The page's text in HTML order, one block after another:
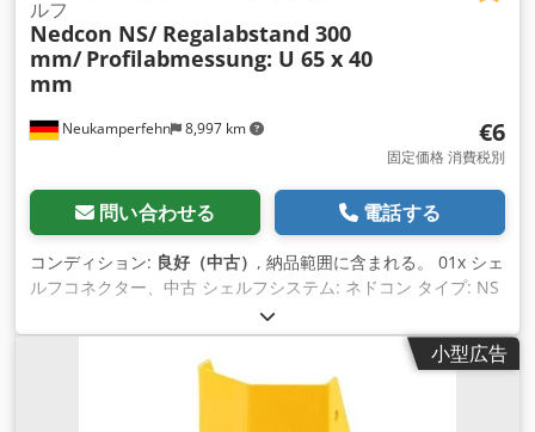
Neukamperfehn 8,997 km
ルフ
Nedcon NS/ Regalabstand 300
mm/ Profilabmessung: U 65 x 40
mm
€6
固定価格 消費税別
問い合わせる 電話する
コンディション: 良好（中古） , 納品範囲に含まれる。 01x シェ
ルフコネクター、中古 シェルフシステム: ネドコン タイプ: NS
フレーム幅: 100 mm 棚板間隔: 300 mm プロファイル寸法: U
65 x 40 mm 重量：0.83 kg Crsdpji Enyuofx Ammsf
小型広告